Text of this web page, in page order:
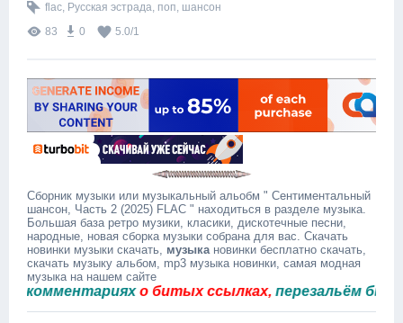
flac, Русская эстрада, поп, шансон
83
0 5.0/1
Сборник музыки или музыкальный альобм " Сентиментальный
шансон, Часть 2 (2025) FLAC " находиться в разделе музыка.
Большая база ретро музики, класики, дискотечные песни,
народные, новая сборка музыки собрана для вас. Скачать
новинки музыки скачать, музыкановинки бесплатно скачать,
скачать музыку альбом, mp3 музыка новинки, самая модная
музыка на нашем сайте
о битых ссылках,перезальём быстро.